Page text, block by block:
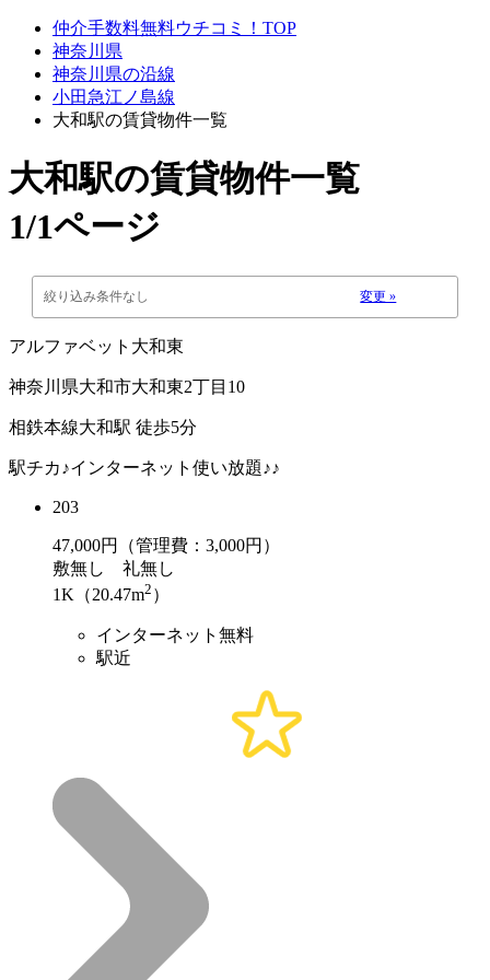
仲介手数料無料ウチコミ！TOP
神奈川県
神奈川県の沿線
小田急江ノ島線
大和駅の賃貸物件一覧
大和駅の賃貸物件一覧
1/1ページ
絞り込み条件なし 変更 »
アルファベット大和東
神奈川県大和市大和東2丁目10
相鉄本線大和駅 徒歩5分
駅チカ♪インターネット使い放題♪♪
203
47,000円（管理費：3,000円）
敷無し 礼無し
1K（20.47m2 ）
インターネット無料
駅近